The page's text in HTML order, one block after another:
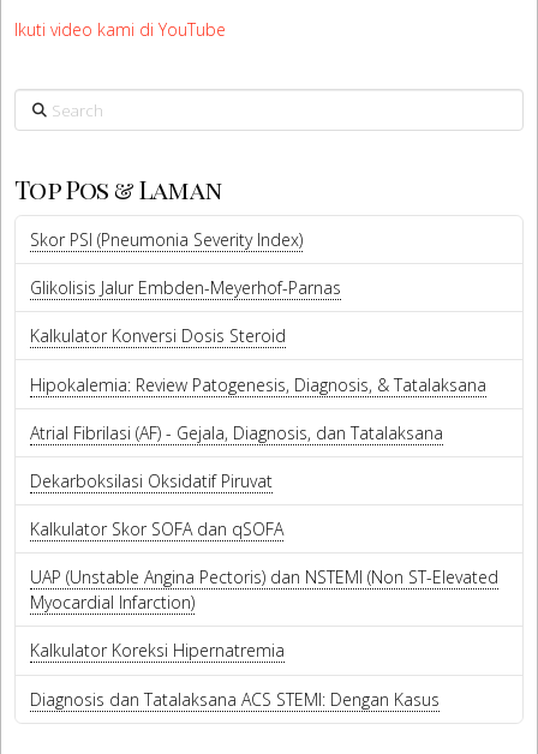
Ikuti video kami di YouTube
Search
Top Pos & Laman
Skor PSI (Pneumonia Severity Index)
Glikolisis Jalur Embden-Meyerhof-Parnas
Kalkulator Konversi Dosis Steroid
Hipokalemia: Review Patogenesis, Diagnosis, & Tatalaksana
Atrial Fibrilasi (AF) - Gejala, Diagnosis, dan Tatalaksana
Dekarboksilasi Oksidatif Piruvat
Kalkulator Skor SOFA dan qSOFA
UAP (Unstable Angina Pectoris) dan NSTEMI (Non ST-Elevated
Myocardial Infarction)
Kalkulator Koreksi Hipernatremia
Diagnosis dan Tatalaksana ACS STEMI: Dengan Kasus